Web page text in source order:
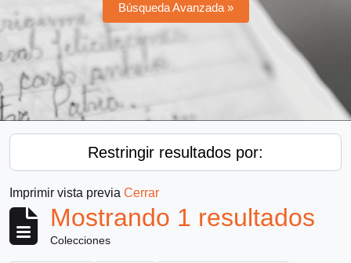
Búsqueda Avanzada »
Restringir resultados por:
Imprimir vista previa Cerrar
Mostrando 1 resultados
Colecciones